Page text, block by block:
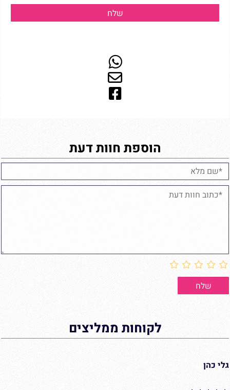
הוספת חוות דעת
לקוחות ממליצים
גלי כהן